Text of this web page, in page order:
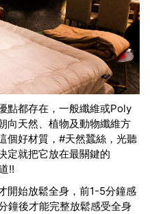
點都存在，一般纖維或Poly
向天然、植物及動物纖維方
個好材質，#天然蠶絲，光聽
定就把它放在最關鍵的
!!
開始放鬆全身，前1-5分鐘感
鐘後才能完整放鬆感受全身